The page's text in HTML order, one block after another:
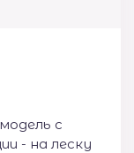
с
- на леску